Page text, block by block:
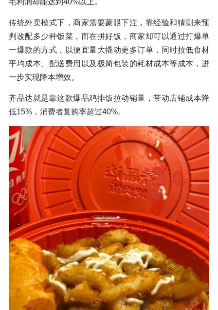
毛利润却能达到40%以上。
传统外卖模式下，商家需要蒙眼下注，靠经验和猜测来预
判改配多少种饭菜，而在拼好饭，商家却可以通过打爆单
一爆款的方式，以便宜量大撬动更多订单，同时拉低食材
平均成本、配送费用以及极简包装的耗材成本等成本，进
一步实现降本增效。
齐品达就是靠这款爆品鸡排饭拉动销量，带动店铺成本降
低15%，消费者复购率超过40%。